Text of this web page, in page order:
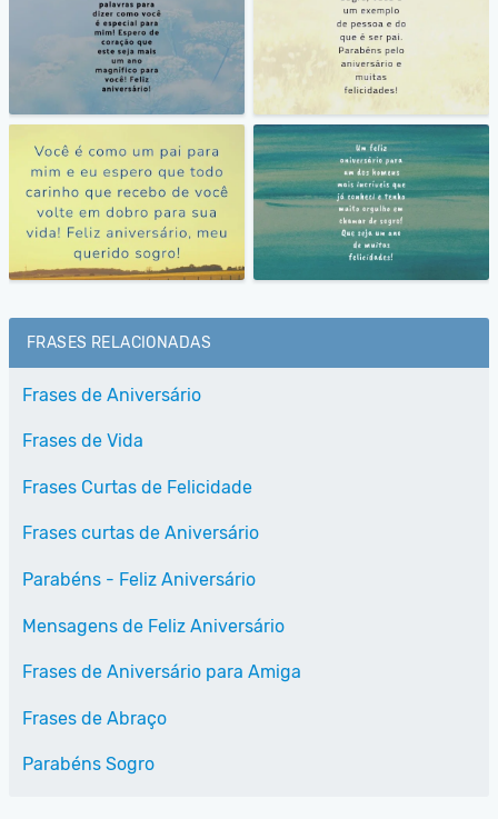
FRASES RELACIONADAS
Frases de Aniversário
Frases de Vida
Frases Curtas de Felicidade
Frases curtas de Aniversário
Parabéns - Feliz Aniversário
Mensagens de Feliz Aniversário
Frases de Aniversário para Amiga
Frases de Abraço
Parabéns Sogro